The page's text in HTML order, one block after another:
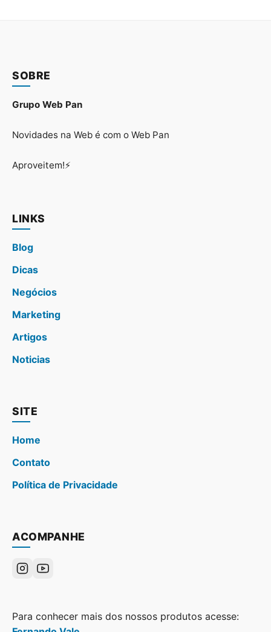
SOBRE
Grupo Web Pan
Novidades na Web é com o Web Pan
Aproveitem!⚡
LINKS
Blog
Dicas
Negócios
Marketing
Artigos
Noticias
SITE
Home
Contato
Política de Privacidade
ACOMPANHE
Para conhecer mais dos nossos produtos acesse: